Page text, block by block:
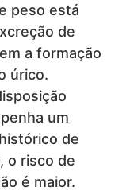
peso está
de
a formação
úrico.
um
de
o risco de
é maior.